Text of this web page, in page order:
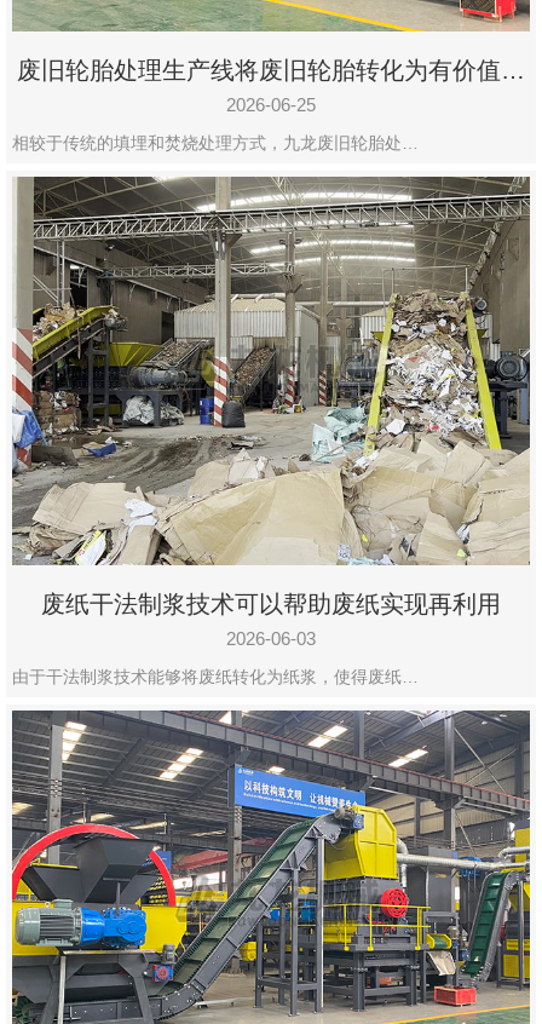
废旧轮胎处理生产线将废旧轮胎转化为有价值的
资源
2026-06-25
相较于传统的填埋和焚烧处理方式，九龙废旧轮胎处…
废纸干法制浆技术可以帮助废纸实现再利用
2026-06-03
由于干法制浆技术能够将废纸转化为纸浆，使得废纸…